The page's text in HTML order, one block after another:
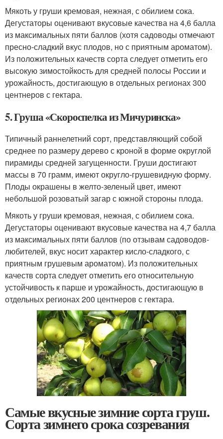
Мякоть у груши кремовая, нежная, с обилием сока.
Дегустаторы оценивают вкусовые качества на 4,6 балла
из максимальных пяти баллов (хотя садоводы отмечают
пресно-сладкий вкус плодов, но с приятным ароматом).
Из положительных качеств сорта следует отметить его
высокую зимостойкость для средней полосы России и
урожайность, достигающую в отдельных регионах 300
центнеров с гектара.
5. Груша «Скороспелка из Мичуринска»
Типичный раннелетний сорт, представляющий собой
среднее по размеру дерево с кроной в форме округлой
пирамиды средней загущенности. Груши достигают
массы в 70 грамм, имеют округло-грушевидную форму.
Плоды окрашены в желто-зеленый цвет, имеют
небольшой розоватый загар с южной стороны плода.
Мякоть у груши кремовая, нежная, с обилием сока.
Дегустаторы оценивают вкусовые качества на 4,7 балла
из максимальных пяти баллов (по отзывам садоводов-
любителей, вкус носит характер кисло-сладкого, с
приятным грушевым ароматом). Из положительных
качеств сорта следует отметить его относительную
устойчивость к парше и урожайность, достигающую в
отдельных регионах 200 центнеров с гектара.
Самые вкусные зимние сорта груш.
Сорта зимнего срока созревания